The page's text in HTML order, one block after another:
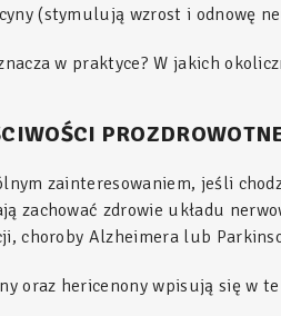
(stymulują wzrost i odnowę
w praktyce? W jakich
zainteresowaniem, jeśli
zachować zdrowie układu
choroby Alzheimera lub
oraz hericenony wpisują się w